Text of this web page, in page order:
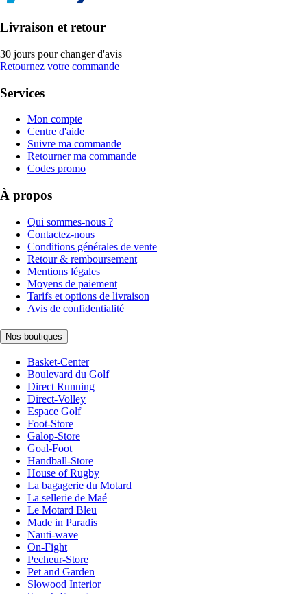
Livraison et retour
30 jours pour changer d'avis
Retournez votre commande
Services
Mon compte
Centre d'aide
Suivre ma commande
Retourner ma commande
Codes promo
À propos
Qui sommes-nous ?
Contactez-nous
Conditions générales de vente
Retour & remboursement
Mentions légales
Moyens de paiement
Tarifs et options de livraison
Avis de confidentialité
Nos boutiques
Basket-Center
Boulevard du Golf
Direct Running
Direct-Volley
Espace Golf
Foot-Store
Galop-Store
Goal-Foot
Handball-Store
House of Rugby
La bagagerie du Motard
La sellerie de Maé
Le Motard Bleu
Made in Paradis
Nauti-wave
On-Fight
Pecheur-Store
Pet and Garden
Slowood Interior